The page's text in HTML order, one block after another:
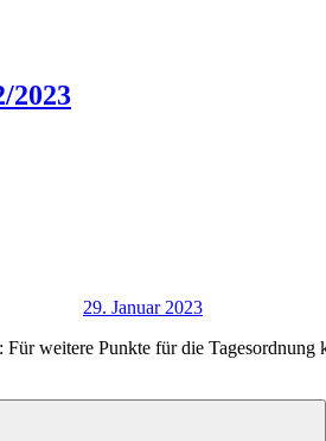
2023
29. Januar 2023
weitere Punkte für die